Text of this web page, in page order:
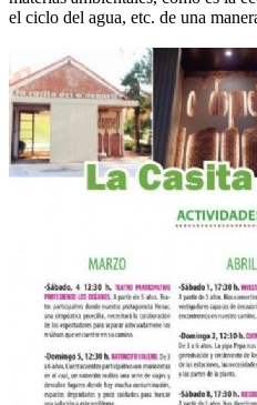
el ciclo del agua, etc. de una